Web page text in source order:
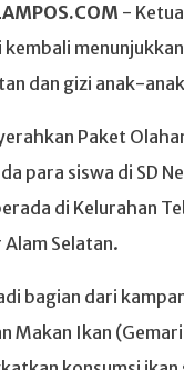
-
kembali
dan gizi anak-
Paket
para siswa di SD
di Kelurahan
Selatan.
bagian dari
Makan Ikan